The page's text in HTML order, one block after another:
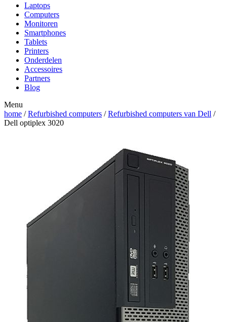
Laptops
Computers
Monitoren
Smartphones
Tablets
Printers
Onderdelen
Accessoires
Partners
Blog
Menu
home /Refurbished computers /Refurbished computers van Dell /
Dell optiplex 3020